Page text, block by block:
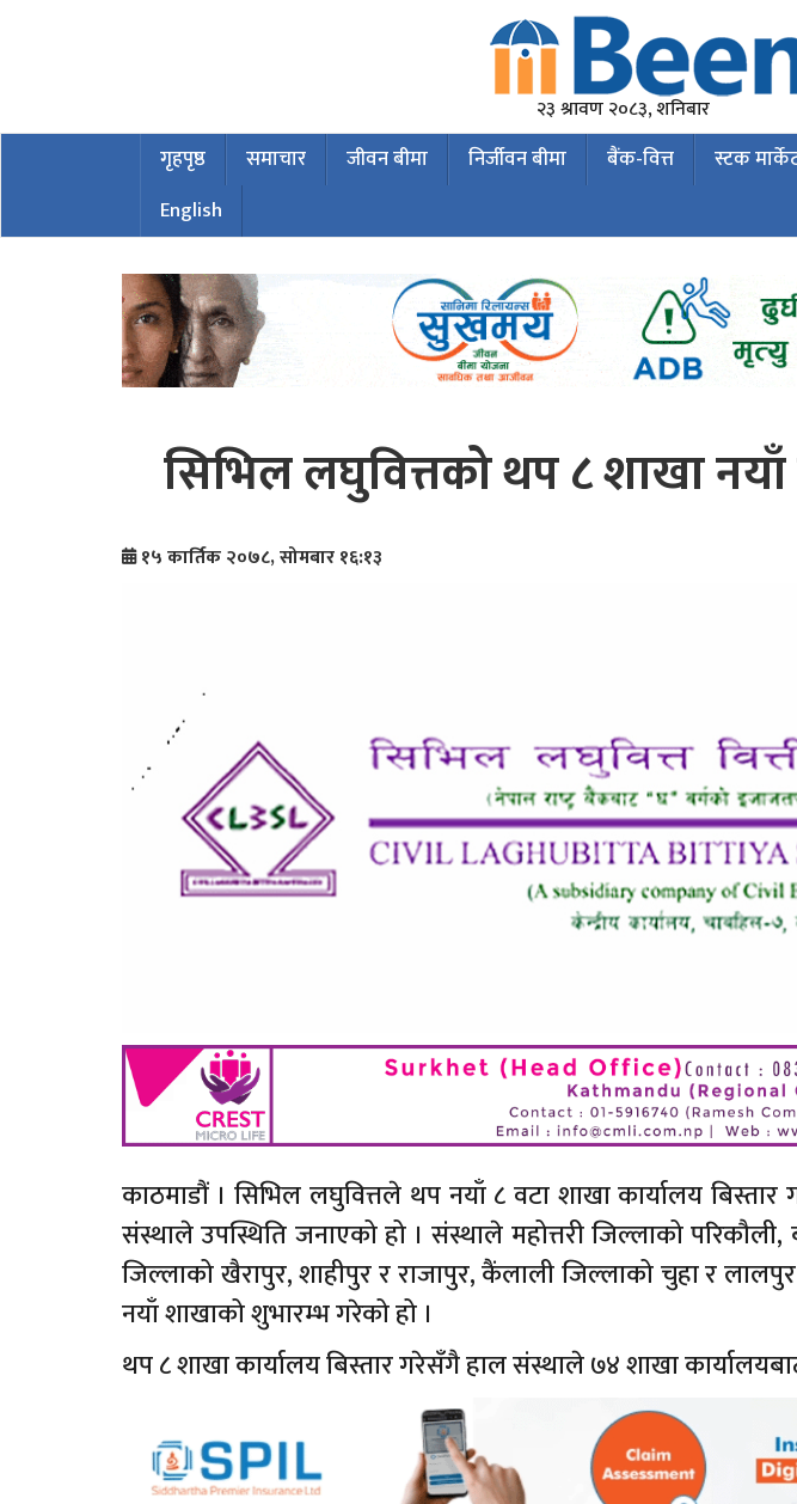
२३ श्रावण २०८३, शनिबार
गृहपृष्ठ समाचार जीवन बीमा निर्जीवन बीमा बैंक-वित्त स्टक
English
सिभिल लघुवित्तको थप ८ शाखा नयाँ
१५ कार्तिक २०७८, सोमबार १६:१३
काठमाडौं । सिभिल लघुवित्तले थप नयाँ ८ वटा शाखा कार्यालय
संस्थाले उपस्थिति जनाएको हो । संस्थाले महोत्तरी जिल्लाको
जिल्लाको खैरापुर, शाहीपुर र राजापुर, कैंलाली जिल्लाको चुहा र
नयाँ शाखाको शुभारम्भ गरेको हो ।
थप ८ शाखा कार्यालय बिस्तार गरेसँगै हाल संस्थाले ७४ शाखा